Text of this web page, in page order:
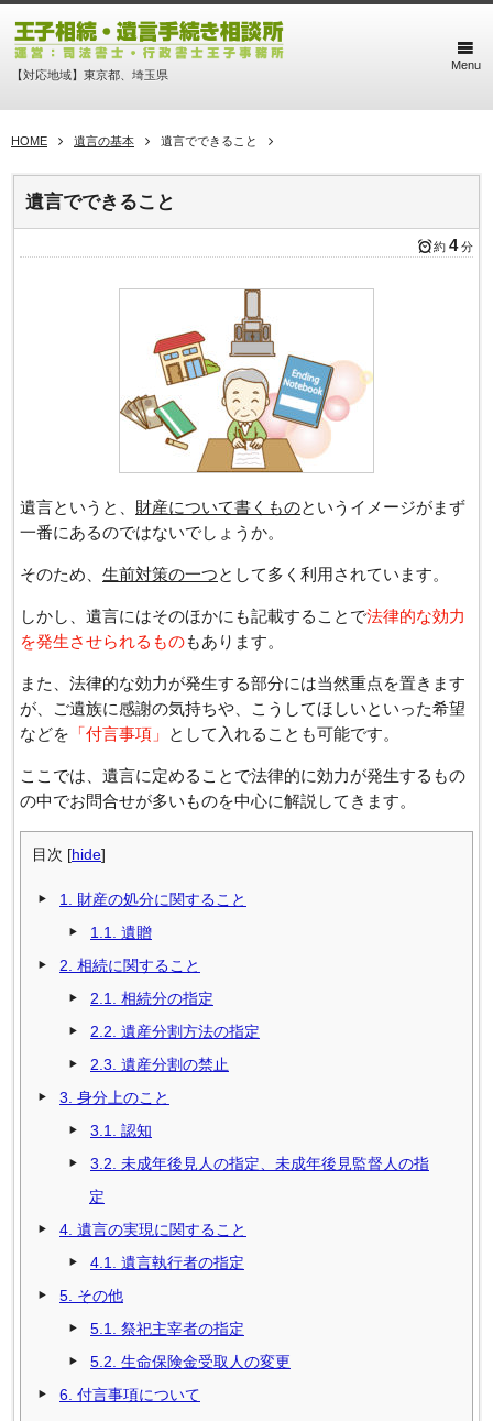
【対応地域】東京都、埼玉県
Menu
HOME 遺言の基本 遺言でできること
遺言でできること
約 4分
遺言というと、 財産について書くものというイメージがまず
一番にあるのではないでしょうか。
そのため、 生前対策の一つとして多く利用されています。
しかし、遺言にはそのほかにも記載することで法律的な効力
を発生させられるものもあります。
また、法律的な効力が発生する部分には当然重点を置きます
が、ご遺族に感謝の気持ちや、こうしてほしいといった希望
などを 「付言事項」 として入れることも可能です。
ここでは、遺言に定めることで法律的に効力が発生するもの
の中でお問合せが多いものを中心に解説してきます。
目次 [hide]
1. 財産の処分に関すること
1.1. 遺贈
2. 相続に関すること
2.1. 相続分の指定
2.2. 遺産分割方法の指定
2.3. 遺産分割の禁止
3. 身分上のこと
3.1. 認知
3.2. 未成年後見人の指定、未成年後見監督人の指
定
4. 遺言の実現に関すること
4.1. 遺言執行者の指定
5. その他
5.1. 祭祀主宰者の指定
5.2. 生命保険金受取人の変更
6. 付言事項について